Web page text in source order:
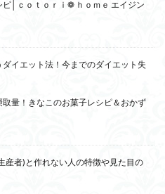
│ｃｏｔｏｒｉ❁ ｈｏｍｅ エイジン
イエット法！今までのダイエット失
量！きなこのお菓子レシピ＆おかず
産者)と作れない人の特徴や見た目の